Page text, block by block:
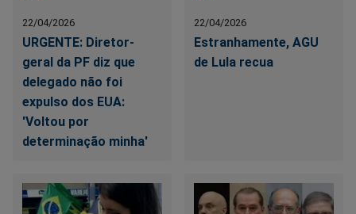
22/04/2026
URGENTE: Diretor-
geral da PF diz que
delegado não foi
expulso dos EUA:
'Voltou por
determinação minha'
22/04/2026
Estranhamente, AGU
de Lula recua